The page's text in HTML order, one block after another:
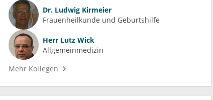
Dr. Ludwig Kirmeier
Frauenheilkunde und Geburtshilfe
Herr Lutz Wick
Allgemeinmedizin
Mehr Kollegen